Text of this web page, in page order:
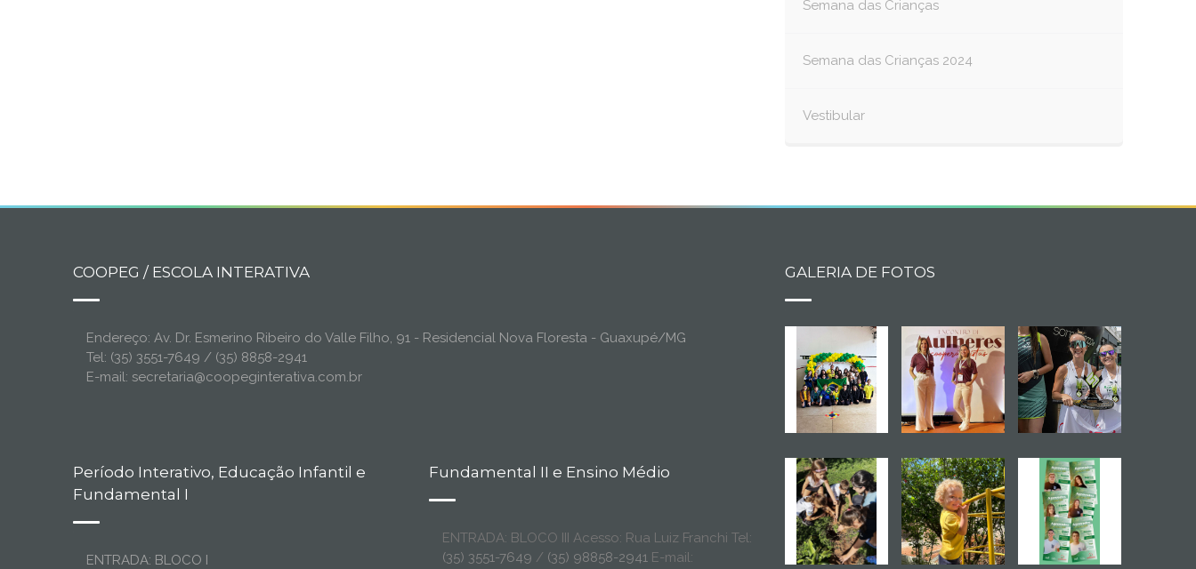
Semana das Crianças
Semana das Crianças 2024
Vestibular
COOPEG / ESCOLA INTERATIVA
Endereço: Av. Dr. Esmerino Ribeiro do Valle Filho, 91 - Residencial Nova Floresta - Guaxupé/MG
Tel: (35) 3551-7649 / (35) 8858-2941
E-mail: secretaria@coopeginterativa.com.br
Período Interativo, Educação Infantil e
Fundamental I
ENTRADA: BLOCO I
Fundamental II e Ensino Médio
ENTRADA: BLOCO III Acesso: Rua Luiz Franchi Tel:
(35) 3551-7649 / (35) 98858-2941E-mail:
GALERIA DE FOTOS